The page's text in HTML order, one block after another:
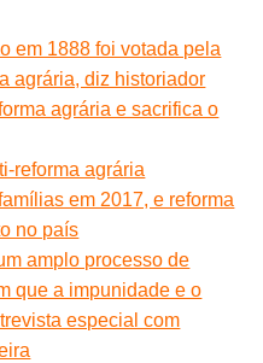
em 1888 foi votada pela
agrária, diz historiador
agrária e sacrifica o
reforma agrária
em 2017, e reforma
no país
amplo processo de
que a impunidade e o
especial com